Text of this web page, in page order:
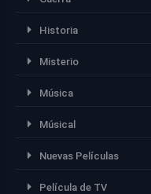
Historia
Misterio
Música
Músical
Nuevas Películas
Película de TV